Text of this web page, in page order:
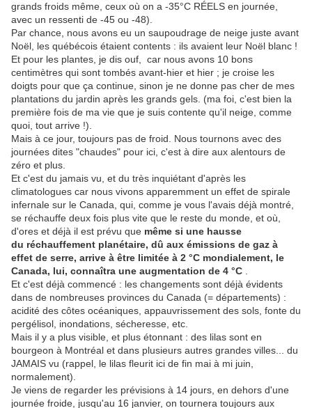
grands froids même, ceux où on a -35°C RÉELS en journée,
avec un ressenti de -45 ou -48).
Par chance, nous avons eu un saupoudrage de neige juste avant
Noël, les québécois étaient contents : ils avaient leur Noël blanc !
Et pour les plantes, je dis ouf, car nous avons 10 bons
centimètres qui sont tombés avant-hier et hier ; je croise les
doigts pour que ça continue, sinon je ne donne pas cher de mes
plantations du jardin après les grands gels. (ma foi, c'est bien la
première fois de ma vie que je suis contente qu'il neige, comme
quoi, tout arrive !).
Mais à ce jour, toujours pas de froid. Nous tournons avec des
journées dites "chaudes" pour ici, c'est à dire aux alentours de
zéro et plus.
Et c'est du jamais vu, et du très inquiétant d'après les
climatologues car nous vivons apparemment un effet de spirale
infernale sur le Canada, qui, comme je vous l'avais déjà montré,
se réchauffe deux fois plus vite que le reste du monde, et où,
d'ores et déjà il est prévu que même si une hausse
du réchauffement planétaire, dû aux émissions de gaz à
effet de serre, arrive à être limitée à 2 °C mondialement, le
Canada, lui, connaîtra une augmentation de 4 °C
Et c'est déjà commencé : les changements sont déjà évidents
dans de nombreuses provinces du Canada (= départements) :
acidité des côtes océaniques, appauvrissement des sols, fonte du
pergélisol, inondations, sécheresse, etc.
Mais il y a plus visible, et plus étonnant : des lilas sont en
bourgeon à Montréal et dans plusieurs autres grandes villes... du
JAMAIS vu (rappel, le lilas fleurit ici de fin mai à mi juin,
normalement).
Je viens de regarder les prévisions à 14 jours, en dehors d'une
journée froide, jusqu'au 16 janvier, on tournera toujours aux